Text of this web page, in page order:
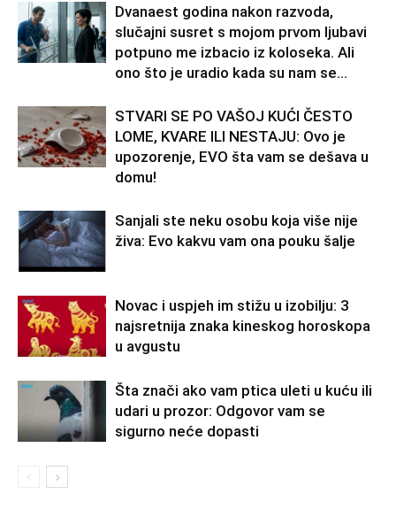
Dvanaest godina nakon razvoda,
slučajni susret s mojom prvom ljubavi
potpuno me izbacio iz koloseka. Ali
ono što je uradio kada su nam se...
STVARI SE PO VAŠOJ KUĆI ČESTO
LOME, KVARE ILI NESTAJU: Ovo je
upozorenje, EVO šta vam se dešava u
domu!
Sanjali ste neku osobu koja više nije
živa: Evo kakvu vam ona pouku šalje
Novac i uspjeh im stižu u izobilju: 3
najsretnija znaka kineskog horoskopa
u avgustu
Šta znači ako vam ptica uleti u kuću ili
udari u prozor: Odgovor vam se
sigurno neće dopasti